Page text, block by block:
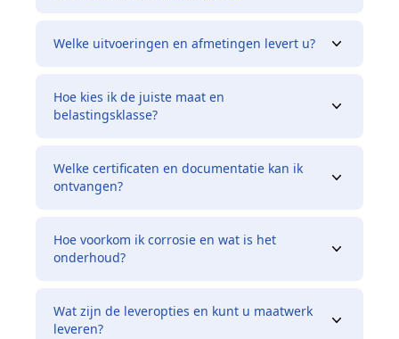
Welke uitvoeringen en afmetingen levert u?
Hoe kies ik de juiste maat en
belastingsklasse?
Welke certificaten en documentatie kan ik
ontvangen?
Hoe voorkom ik corrosie en wat is het
onderhoud?
Wat zijn de leveropties en kunt u maatwerk
leveren?